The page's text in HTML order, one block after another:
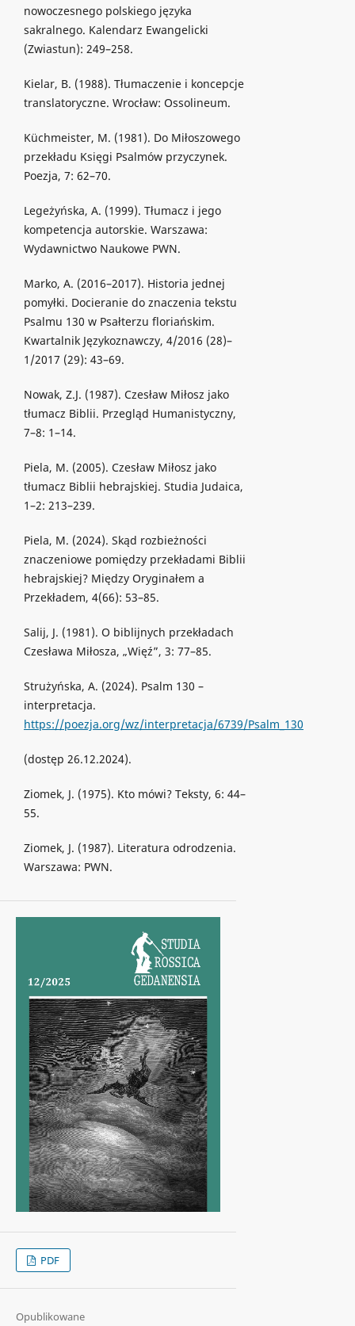
nowoczesnego polskiego języka
sakralnego. Kalendarz Ewangelicki
(Zwiastun): 249–258.
Kielar, B. (1988). Tłumaczenie i koncepcje
translatoryczne. Wrocław: Ossolineum.
Küchmeister, M. (1981). Do Miłoszowego
przekładu Księgi Psalmów przyczynek.
Poezja, 7: 62–70.
Legeżyńska, A. (1999). Tłumacz i jego
kompetencja autorskie. Warszawa:
Wydawnictwo Naukowe PWN.
Marko, A. (2016–2017). Historia jednej
pomyłki. Docieranie do znaczenia tekstu
Psalmu 130 w Psałterzu floriańskim.
Kwartalnik Językoznawczy, 4/2016 (28)–
1/2017 (29): 43–69.
Nowak, Z.J. (1987). Czesław Miłosz jako
tłumacz Biblii. Przegląd Humanistyczny,
7–8: 1–14.
Piela, M. (2005). Czesław Miłosz jako
tłumacz Biblii hebrajskiej. Studia Judaica,
1–2: 213–239.
Piela, M. (2024). Skąd rozbieżności
znaczeniowe pomiędzy przekładami Biblii
hebrajskiej? Między Oryginałem a
Przekładem, 4(66): 53–85.
Salij, J. (1981). O biblijnych przekładach
Czesława Miłosza, „Więź”, 3: 77–85.
Strużyńska, A. (2024). Psalm 130 –
interpretacja.
https://poezja.org/wz/interpretacja/6739/Psalm_130
(dostęp 26.12.2024).
Ziomek, J. (1975). Kto mówi? Teksty, 6: 44–
55.
Ziomek, J. (1987). Literatura odrodzenia.
Warszawa: PWN.
PDF
Opublikowane